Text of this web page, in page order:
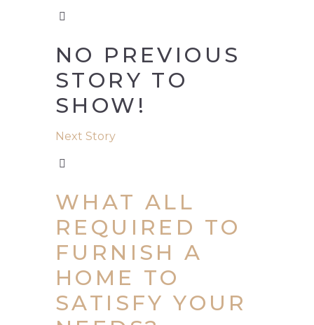
NO PREVIOUS
STORY TO
SHOW!
Next Story
WHAT ALL
REQUIRED TO
FURNISH A
HOME TO
SATISFY YOUR